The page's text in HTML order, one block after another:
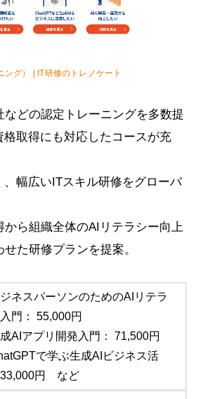
グ） | IT研修のトレノケート
などの認定トレーニングを多数提
取得にも対応したコースが充
幅広いITスキル研修をグローバ
から組織全体のAIリテラシー向上
た研修プランを提案。
ジネスパーソンのためのAIリテラ
門： 55,000円
成AIアプリ開発入門： 71,500円
で学ぶ生成AIビジネス活
33,000円 など